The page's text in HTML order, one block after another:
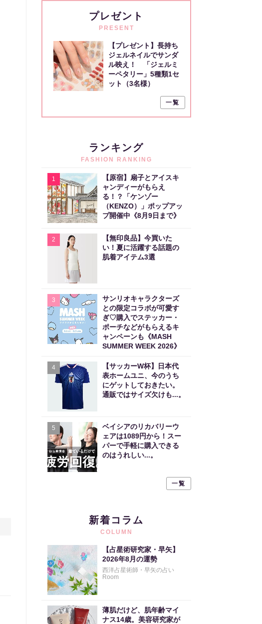
プレゼント
PRESENT
【プレゼント】長持ち
ジェルネイルでサンダ
ル映え！ 「ジェルミ
ーペタリー」5種類1セ
ット（3名様）
一覧
ランキング
FASHION RANKING
1
【原宿】扇子とアイスキ
ャンディーがもらえ
る！？「ケンゾー
（KENZO）」ポップアッ
プ開催中《8月9日まで》
2
【無印良品】今買いた
い！夏に活躍する話題の
肌着アイテム3選
3
サンリオキャラクターズ
との限定コラボが可愛す
ぎ♡購入でステッカー・
ポーチなどがもらえるキ
ャンペーンも《MASH
SUMMER WEEK 2026》
4
【サッカーW杯】日本代
表ホームユニ、今のうち
にゲットしておきたい。
通販ではサイズ欠けも...。
5
ベイシアのリカバリーウ
ェアは1089円から！スー
パーで手軽に購入できる
のはうれしい...。
一覧
新着コラム
COLUMN
【占星術研究家・早矢】
2026年8月の運勢
西洋占星術師・早矢の占い
Room
薄肌だけど、肌年齢マイ
ナス14歳。美容研究家が